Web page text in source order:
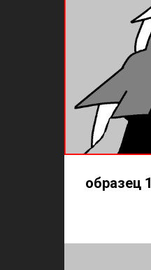
образец 1